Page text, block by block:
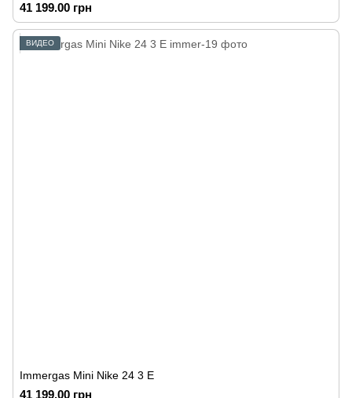
41 199.00 грн
ВИДЕО
Immergas Mini Nike 24 3 E
41 199.00 грн